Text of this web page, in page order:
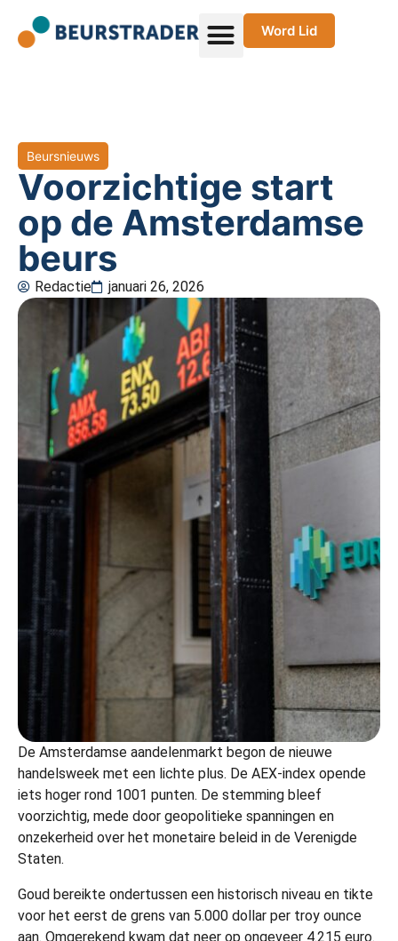
Word Lid
Beursnieuws
Voorzichtige start
op de Amsterdamse
beurs
Redactie januari 26, 2026
De Amsterdamse aandelenmarkt begon de nieuwe
handelsweek met een lichte plus. De AEX-index opende
iets hoger rond 1001 punten. De stemming bleef
voorzichtig, mede door geopolitieke spanningen en
onzekerheid over het monetaire beleid in de Verenigde
Staten.
Goud bereikte ondertussen een historisch niveau en tikte
voor het eerst de grens van 5.000 dollar per troy ounce
aan. Omgerekend kwam dat neer op ongeveer 4.215 euro.